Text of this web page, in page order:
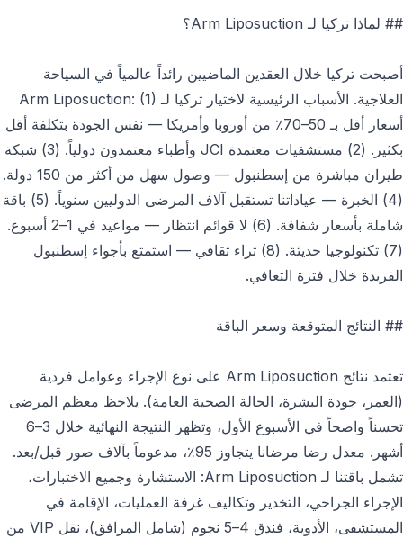
## لماذا تركيا لـ Arm Liposuction؟
أصبحت تركيا خلال العقدين الماضيين رائداً عالمياً في السياحة
العلاجية. الأسباب الرئيسية لاختيار تركيا لـ Arm Liposuction: (1)
أسعار أقل بـ 50–70٪ من أوروبا وأمريكا — نفس الجودة بتكلفة أقل
بكثير. (2) مستشفيات معتمدة JCI وأطباء معتمدون دولياً. (3) شبكة
طيران مباشرة من إسطنبول — وصول سهل من أكثر من 150 دولة.
(4) الخبرة — عياداتنا تستقبل آلاف المرضى الدوليين سنوياً. (5) باقة
شاملة بأسعار شفافة. (6) لا قوائم انتظار — مواعيد في 1–2 أسبوع.
(7) تكنولوجيا حديثة. (8) ثراء ثقافي — استمتع بأجواء إسطنبول
الفريدة خلال فترة التعافي.
## النتائج المتوقعة وسعر الباقة
تعتمد نتائج Arm Liposuction على نوع الإجراء وعوامل فردية
(العمر، جودة البشرة، الحالة الصحية العامة). يلاحظ معظم المرضى
تحسناً واضحاً في الأسبوع الأول، وتظهر النتيجة النهائية خلال 3–6
أشهر. معدل رضا مرضانا يتجاوز 95٪، مدعوماً بآلاف صور قبل/بعد.
تشمل باقتنا لـ Arm Liposuction: الاستشارة وجميع الاختبارات،
الإجراء الجراحي، التخدير وتكاليف غرفة العمليات، الإقامة في
المستشفى، الأدوية، فندق 4–5 نجوم (شامل المرافق)، نقل VIP من